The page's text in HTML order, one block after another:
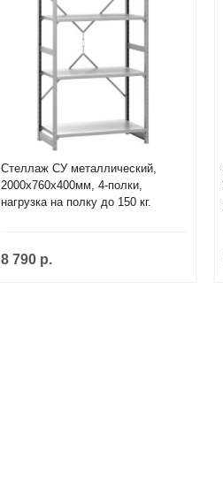
Стеллаж СУ металлический,
2000х760х400мм, 4-полки,
нагрузка на полку до 150 кг.
8 790 р.